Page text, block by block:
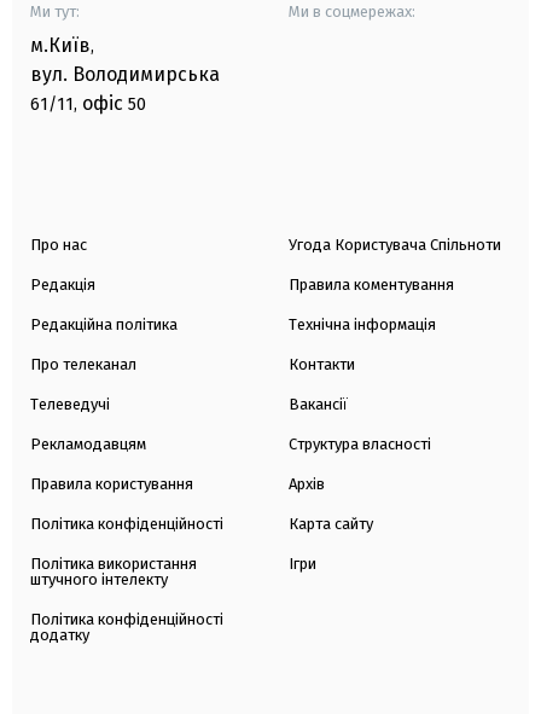
Ми тут:
м.Київ,
вул. Володимирська
61/11, офіс 50
Ми в соцмережах:
Про нас
Редакція
Редакційна політика
Про телеканал
Телеведучі
Рекламодавцям
Правила користування
Політика конфіденційності
Політика використання
штучного інтелекту
Політика конфіденційності
додатку
Угода Користувача Спільноти
Правила коментування
Технічна інформація
Контакти
Вакансії
Структура власності
Архів
Карта сайту
Ігри